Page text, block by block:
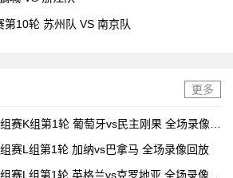
10轮 苏州队 VS 南京队
更多
赛K组第1轮 葡萄牙vs民主刚果 全场录像回
赛L组第1轮 加纳vs巴拿马 全场录像回放
赛L组第1轮 英格兰vs克罗地亚 全场录像回